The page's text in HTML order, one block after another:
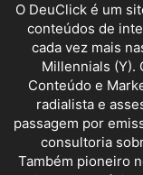
O DeuClick é um
conteúdos de
cada vez mais
Millennials (Y).
Conteúdo e
radialista e
passagem por
consultoria
Também pioneiro